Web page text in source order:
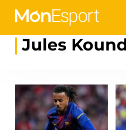
Jules